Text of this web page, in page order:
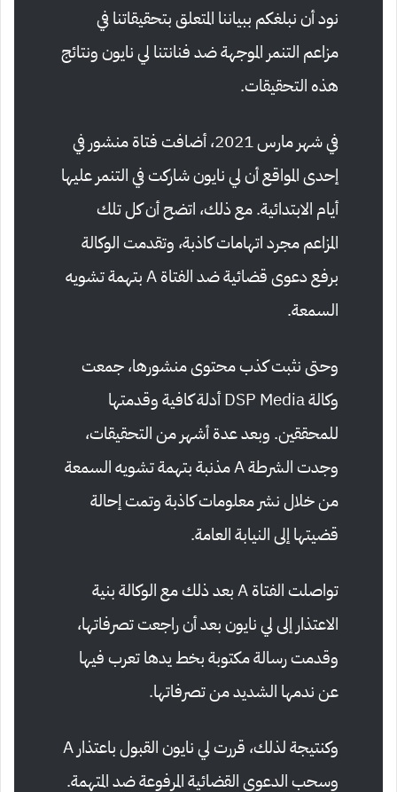
نود أن نبلغكم ببياننا المتعلق بتحقيقاتنا في
مزاعم التنمر الموجهة ضد فنانتنا لي نايون ونتائج
هذه التحقيقات.
في شهر مارس 2021، أضافت فتاة منشور في
إحدى المواقع أن لي نايون شاركت في التنمر عليها
أيام الابتدائية. مع ذلك، اتضح أن كل تلك
المزاعم مجرد اتهامات كاذبة، وتقدمت الوكالة
برفع دعوى قضائية ضد الفتاة A بتهمة تشويه
السمعة.
وحتى نثبت كذب محتوى منشورها، جمعت
وكالة DSP Media أدلة كافية وقدمتها
للمحققين. وبعد عدة أشهر من التحقيقات،
وجدت الشرطة A مذنبة بتهمة تشويه السمعة
من خلال نشر معلومات كاذبة وتمت إحالة
قضيتها إلى النيابة العامة.
تواصلت الفتاة A بعد ذلك مع الوكالة بنية
الاعتذار إلى لي نايون بعد أن راجعت تصرفاتها،
وقدمت رسالة مكتوبة بخط يدها تعرب فيها
عن ندمها الشديد من تصرفاتها.
وكنتيجة لذلك، قررت لي نايون القبول باعتذار A
وسحب الدعوى القضائية المرفوعة ضد المتهمة.